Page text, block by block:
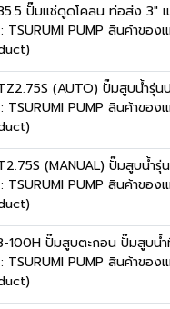
ปั๊มแช่ดูดโคลน ท่อส่ง 3"
TSURUMI PUMP สินค้าของ
(AUTO) ปั๊มสูบน้ำรุ่
TSURUMI PUMP สินค้าขอ
(MANUAL) ปั๊มสูบน้ำ
TSURUMI PUMP สินค้าขอ
100H ปั๊มสูบตะกอน ปั๊มสูบน้
TSURUMI PUMP สินค้าขอ